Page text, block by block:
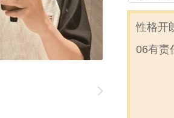

性格开
06有责